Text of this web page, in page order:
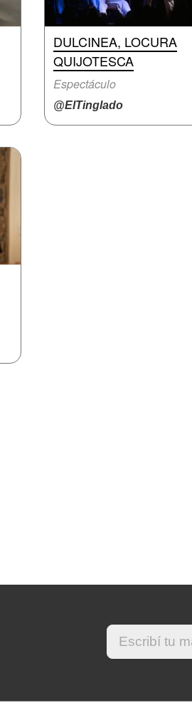
DULCINEA, LOCURA
QUIJOTESCA
Espectáculo
@ElTinglado